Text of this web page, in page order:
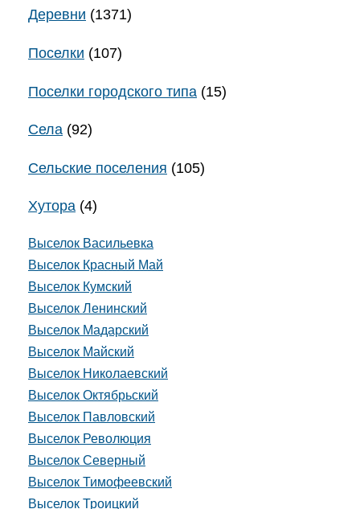
Деревни (1371)
Поселки (107)
Поселки городского типа (15)
Села (92)
Сельские поселения (105)
Хутора (4)
Выселок Васильевка
Выселок Красный Май
Выселок Кумский
Выселок Ленинский
Выселок Мадарский
Выселок Майский
Выселок Николаевский
Выселок Октябрьский
Выселок Павловский
Выселок Революция
Выселок Северный
Выселок Тимофеевский
Выселок Троицкий